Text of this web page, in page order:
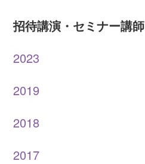
招待講演・セミナー講師
2023
2019
2018
2017